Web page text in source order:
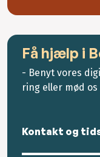
Få hjælp i
- Benyt vores
ring eller mød
Kontakt og